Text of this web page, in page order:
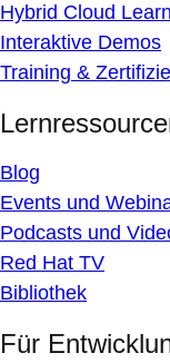
Hybrid Cloud
Interaktive Demos
Training &
Blog
Events und
Podcasts und
Red Hat TV
Bibliothek
Für